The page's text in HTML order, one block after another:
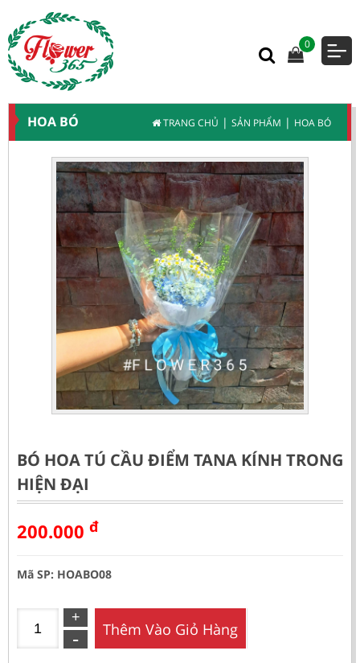
0
HOA BÓ TRANG CHỦ | SẢN PHẨM | HOA BÓ
BÓ HOA TÚ CẦU ĐIỂM TANA KÍNH TRONG
HIỆN ĐẠI
200.000 đ
Mã SP: HOABO08
Thêm Vào Giỏ Hàng